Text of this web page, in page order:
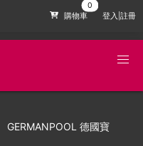
購物車 登入|註冊
GERMANPOOL 德國寶